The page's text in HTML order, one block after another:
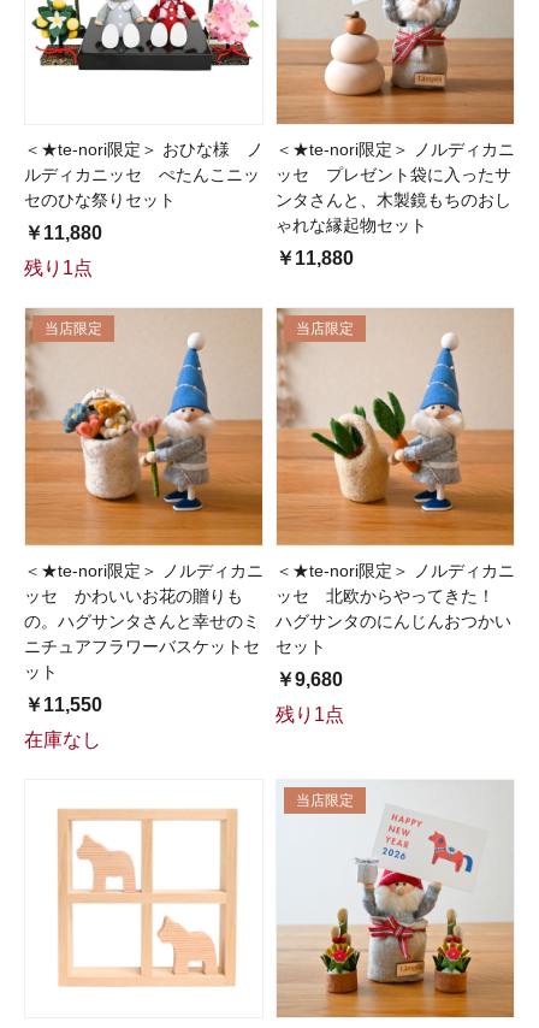
＜★te-nori限定＞ おひな様 ノ
ルディカニッセ ぺたんこニッ
セのひな祭りセット
￥11,880
残り1点
＜★te-nori限定＞ ノルディカニ
ッセ プレゼント袋に入ったサ
ンタさんと、木製鏡もちのおし
ゃれな縁起物セット
￥11,880
当店限定
＜★te-nori限定＞ ノルディカニ
ッセ かわいいお花の贈りも
の。ハグサンタさんと幸せのミ
ニチュアフラワーバスケットセ
ット
￥11,550
在庫なし
当店限定
＜★te-nori限定＞ ノルディカニ
ッセ 北欧からやってきた！
ハグサンタのにんじんおつかい
セット
￥9,680
残り1点
当店限定